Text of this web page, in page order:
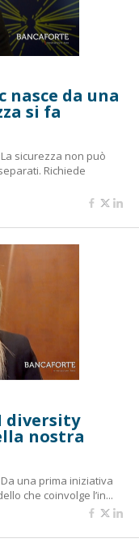
nasce da una
si fa
La sicurezza non può
Richiede
diversity
nostra
Da una prima iniziativa
che coinvolge l’in...